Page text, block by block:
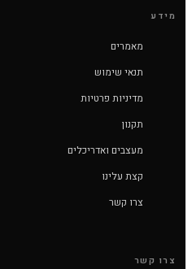
מידע
מאמרים
תנאי שימוש
מדיניות פרטיות
תקנון
מעצבים ואדריכלים
קצת עלינו
צרו קשר
צרו קשר